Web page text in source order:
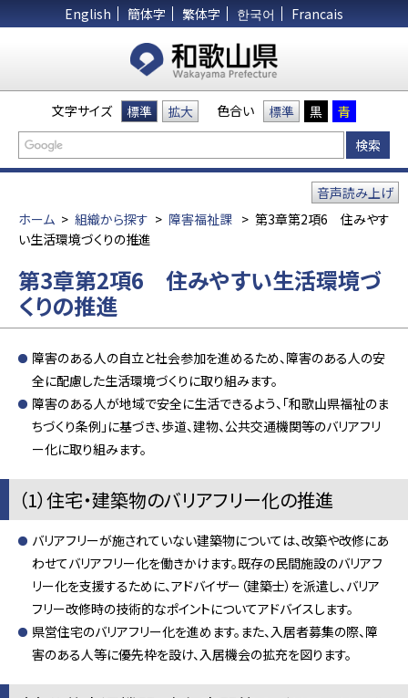
English 簡体字 繁体字 한국어 Francais
文字サイズ 標準 拡大 色合い 標準 黒 青
ホーム > 組織から探す > 障害福祉課 > 第3章第2項6 住みやす
い生活環境づくりの推進
音声読み上げ
第3章第2項6 住みやすい生活環境づ
くりの推進
障害のある人の自立と社会参加を進めるため、障害のある人の安
全に配慮した生活環境づくりに取り組みます。
障害のある人が地域で安全に生活できるよう、「和歌山県福祉のま
ちづくり条例」に基づき、歩道、建物、公共交通機関等のバリアフリ
ー化に取り組みます。
（1）住宅・建築物のバリアフリー化の推進
バリアフリーが施されていない建築物については、改築や改修にあ
わせてバリアフリー化を働きかけます。既存の民間施設のバリアフ
リー化を支援するために、アドバイザー（建築士）を派遣し、バリア
フリー改修時の技術的なポイントについてアドバイスします。
県営住宅のバリアフリー化を進めます。また、入居者募集の際、障
害のある人等に優先枠を設け、入居機会の拡充を図ります。